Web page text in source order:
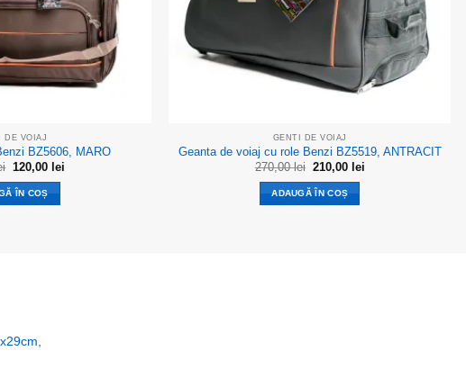
DE VOIAJ
BZ5606, MARO
Prețul
a
fost:
120,00 lei
ÎN COȘ
GENTI DE VOIAJ
Geanta de voiaj cu role Benzi BZ5519, ANTRACIT
270,00lei Prețul
a
fost:
210,00 leiPrețul
ADAUGĂ ÎN COȘ